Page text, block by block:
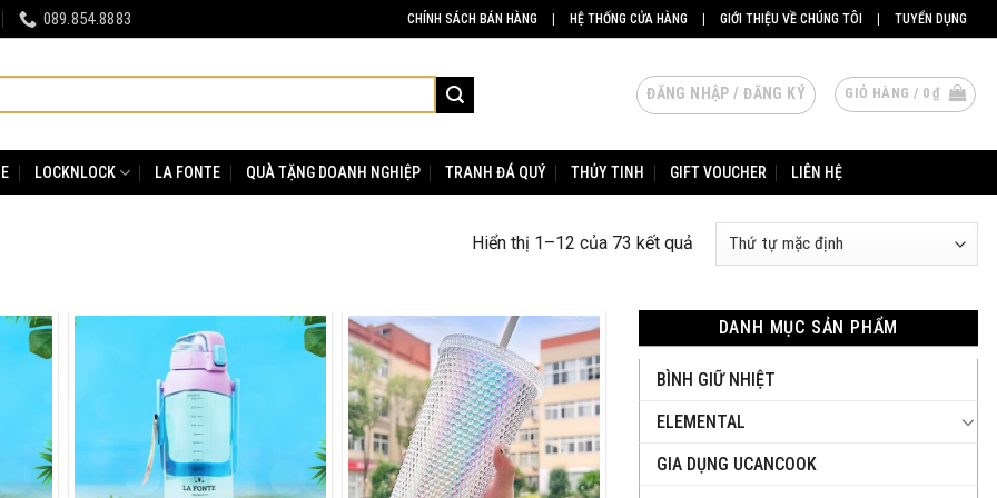
089.854.8883 CHÍNH SÁCH BÁN HÀNG | HỆ THỐNG CỬA HÀNG | GIỚI THIỆU VỀ CHÚNG TÔI | TUYỂN DỤNG
ĐĂNG NHẬP / ĐĂNG KÝ GIỎ HÀNG / 0₫
LOCKNLOCK LA FONTE QUÀ TẶNG DOANH NGHIỆP TRANH ĐÁ QUÝ THỦY TINH GIFT VOUCHER LIÊN HỆ
Hiển thị 1–12 của 73 kết quả
DANH MỤC SẢN PHẨM
BÌNH GIỮ NHIỆT
ELEMENTAL
GIA DỤNG UCANCOOK